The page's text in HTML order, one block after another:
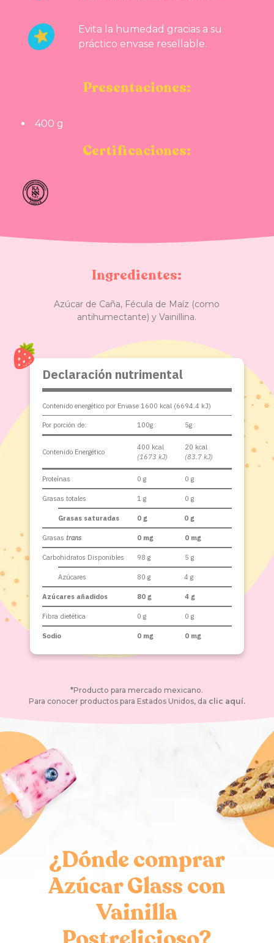
Evita la humedad gracias a su
práctico envase resellable.
Presentaciones:
400 g
Certificaciones:
Ingredientes:
Azúcar de Caña, Fécula de Maíz (como
antihumectante) y Vainillina.
Declaración nutrimental
Contenido energético por Envase 1600 kcal (6694.4 kJ)
Por porción de: 100g 5g
Contenido Energético
400 kcal
(1673 kJ)
20 kcal
(83.7 kJ)
Proteínas 0 g 0 g
Grasas totales 1 g 0 g
Grasas saturadas 0 g 0 g
Grasas trans 0 mg 0 mg
Carbohidratos Disponibles 98 g 5 g
Azúcares 80 g 4 g
Azúcares añadidos 80 g 4 g
Fibra dietética 0 g 0 g
Sodio 0 mg 0 mg
*Producto para mercado mexicano.
Para conocer productos para Estados Unidos, da clic aquí.
¿Dónde comprar
Azúcar Glass con
Vainilla